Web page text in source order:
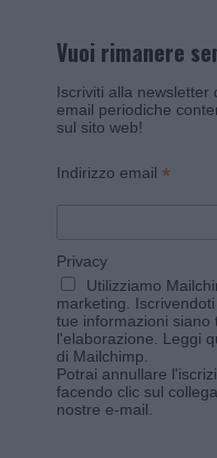
Vuoi rimanere
Iscriviti alla newsletter
email periodiche
sul sito web!
Indirizzo email *
Privacy
Utilizziamo
marketing.
tue informazioni siano
l'elaborazione. Leggi
di Mailchimp
Potrai annullare
facendo clic sul
nostre e-mail.